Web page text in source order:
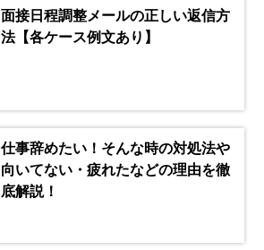
面接日程調整メールの正しい返信方
法【各ケース例文あり】
仕事辞めたい！そんな時の対処法や
向いてない・疲れたなどの理由を徹
底解説！